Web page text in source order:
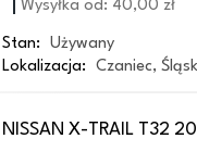
Wysyłka od: 40,00 zł
Stan:
Używany
Lokalizacja:
Czaniec,
NISSAN X-TRAIL T32